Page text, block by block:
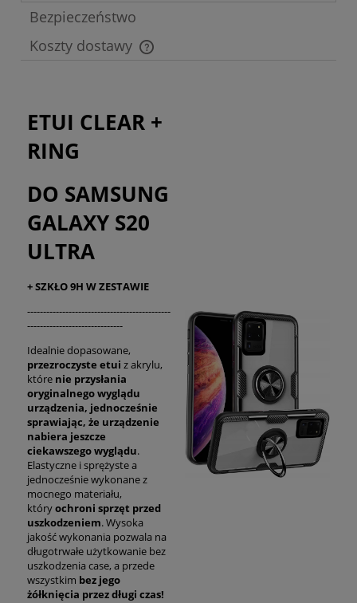
Bezpieczeństwo
Koszty dostawy
Cena nie zawiera ewentualnych kosztów płatności
ETUI CLEAR +
RING
DO SAMSUNG
GALAXY S20
ULTRA
+ SZKŁO 9H W ZESTAWIE
---------------------------------------------
------------------------------
Idealnie dopasowane,
przezroczyste etui z akrylu,
które nie przysłania
oryginalnego wyglądu
urządzenia, jednocześnie
sprawiając, że urządzenie
nabiera jeszcze
ciekawszego wyglądu.
Elastyczne i sprężyste a
jednocześnie wykonane z
mocnego materiału,
któryochroni sprzęt przed
uszkodzeniem. Wysoka
jakość wykonania pozwala na
długotrwałe użytkowanie bez
uszkodzenia case, a przede
wszystkim bez jego
żółknięcia przez długi czas!